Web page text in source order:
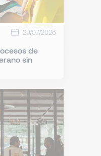
29/07/2026
de
sin